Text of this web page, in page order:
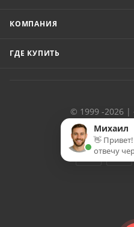
КОМПАНИЯ
ГДЕ КУПИТЬ
© 1999 -2026 |
Михаил
👋
отвечу